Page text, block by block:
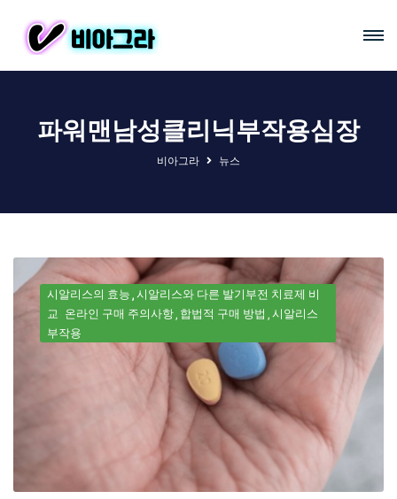
파워맨남성클리닉부작용심장
비아그라 뉴스
시알리스의 효능 시알리스와 다른 발기부전 치료제 비
교 온라인 구매 주의사항 합법적 구매 방법 시알리스
부작용